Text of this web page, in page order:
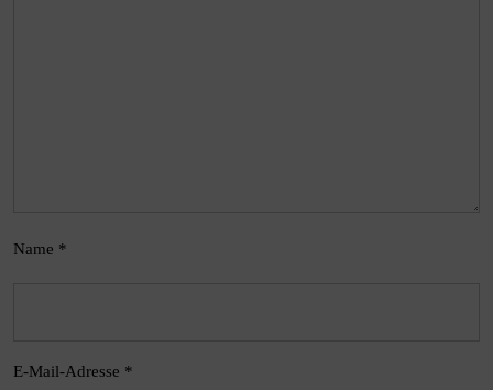
Name *
E-Mail-Adresse *